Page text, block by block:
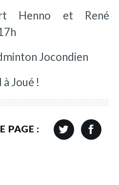
Henno et René
Jocondien
Joué !
PAGE :